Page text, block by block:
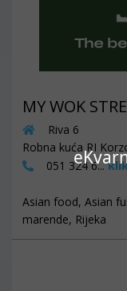
MY WOK
Riva 6
Robna kuća RI
051 324 6...
Asian food, Asian
marende, Rijeka